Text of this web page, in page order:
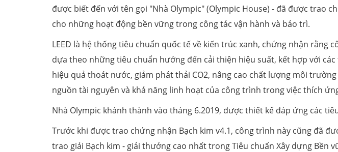
được biết đến với tên gọi "Nhà Olympic" (Olympic House) - đã được trao
cho những hoạt động bền vững trong công tác vận hành và bảo trì.
LEED là hệ thống tiêu chuẩn quốc tế về kiến trúc xanh, chứng nhận rằng
dựa theo những tiêu chuẩn hướng đến cải thiện hiệu suất, kết hợp với
hiệu quả thoát nước, giảm phát thải CO2, nâng cao chất lượng môi
nguồn tài nguyên và khả năng linh hoạt của công trình trong việc thích
Nhà Olympic khánh thành vào tháng 6.2019, được thiết kế đáp ứng các
Trước khi được trao chứng nhận Bạch kim v4.1, công trình này cũng đã
trao giải Bạch kim - giải thưởng cao nhất trong Tiêu chuẩn Xây dựng Bền